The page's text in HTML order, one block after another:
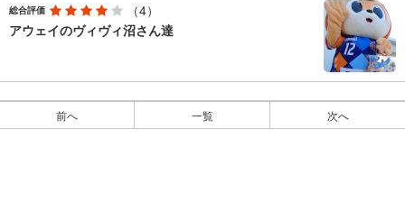
総合評価
（4）
アウェイのヴィヴィ沼さん達
前へ 一覧 次へ